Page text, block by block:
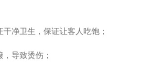
净卫生，保证让客人吃饱；
导致烫伤；